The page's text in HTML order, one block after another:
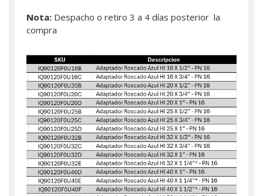
Nota: Despacho o retiro 3 a 4 días posterior la
compra